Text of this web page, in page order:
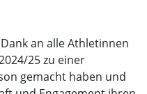
an alle Athletinnen
25 zu einer
gemacht haben und